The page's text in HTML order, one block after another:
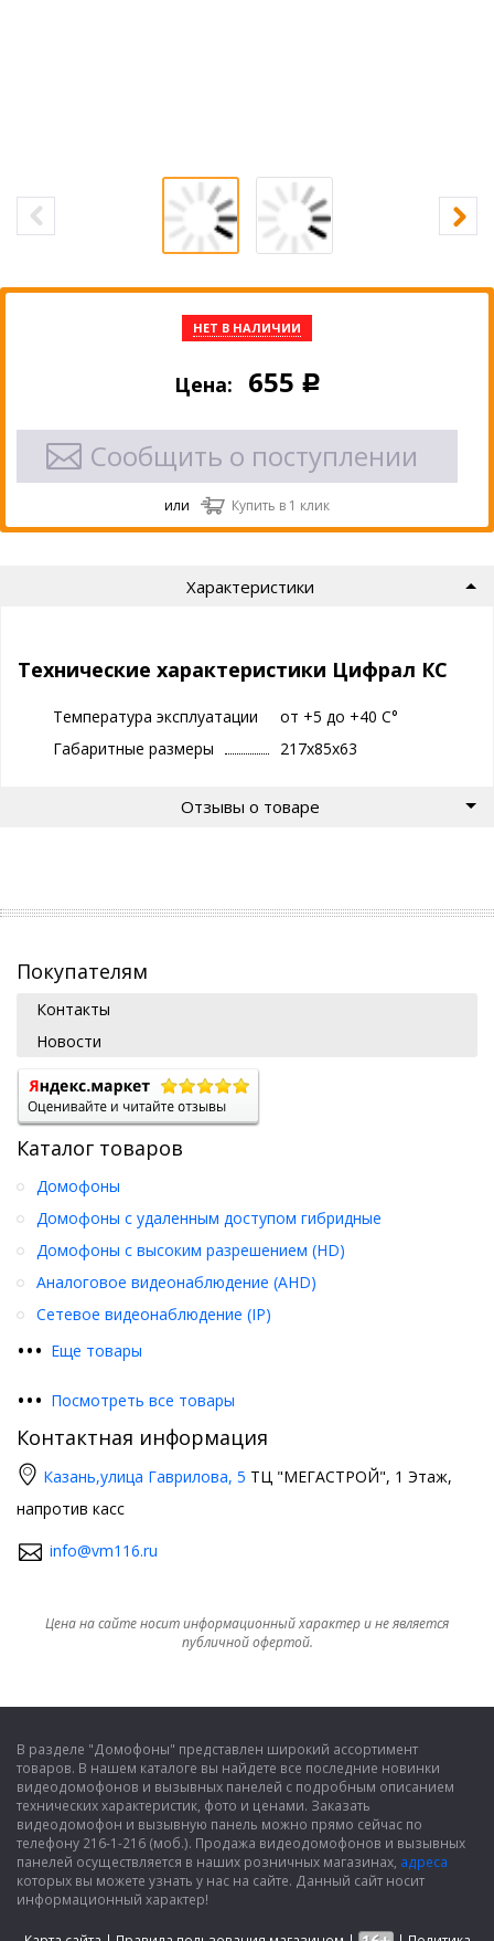
НЕТ В НАЛИЧИИ
Цена: 655 Р
Сообщить о поступлении
или Купить в 1 клик
Характеристики
Технические характеристики Цифрал КС
Температура эксплуатации
от +5 до +40 С°
Габаритные размеры
217х85х63
Отзывы о товаре
Покупателям
Контакты
Новости
Каталог товаров
••• Еще товары
Домофоны
Домофоны с удаленным доступом гибридные
Домофоны с высоким разрешением (HD)
Аналоговое видеонаблюдение (AHD)
Сетевое видеонаблюдение (IP)
••• Посмотреть все товары
Контактная информация
Казань,улица Гаврилова, 5 ТЦ "МЕГАСТРОЙ", 1 Этаж,
напротив касс
info@vm116.ru
Цена на сайте носит информационный характер и не является
публичной офертой.
В разделе "Домофоны" представлен широкий ассортимент
товаров. В нашем каталоге вы найдете все последние новинки
видеодомофонов и вызывных панелей с подробным описанием
технических характеристик, фото и ценами. Заказать
видеодомофон и вызывную панель можно прямо сейчас по
телефону 216-1-216 (моб.). Продажа видеодомофонов и вызывных
панелей осуществляется в наших розничных магазинах, адреса
которых вы можете узнать у нас на сайте. Данный сайт носит
информационный характер!